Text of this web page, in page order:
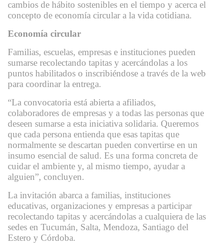
cambios de hábito sostenibles en el tiempo y acerca el
concepto de economía circular a la vida cotidiana.
Economía circular
Familias, escuelas, empresas e instituciones pueden
sumarse recolectando tapitas y acercándolas a los
puntos habilitados o inscribiéndose a través de la web
para coordinar la entrega.
“La convocatoria está abierta a afiliados,
colaboradores de empresas y a todas las personas que
deseen sumarse a esta iniciativa solidaria. Queremos
que cada persona entienda que esas tapitas que
normalmente se descartan pueden convertirse en un
insumo esencial de salud. Es una forma concreta de
cuidar el ambiente y, al mismo tiempo, ayudar a
alguien”, concluyen.
La invitación abarca a familias, instituciones
educativas, organizaciones y empresas a participar
recolectando tapitas y acercándolas a cualquiera de las
sedes en Tucumán, Salta, Mendoza, Santiago del
Estero y Córdoba.